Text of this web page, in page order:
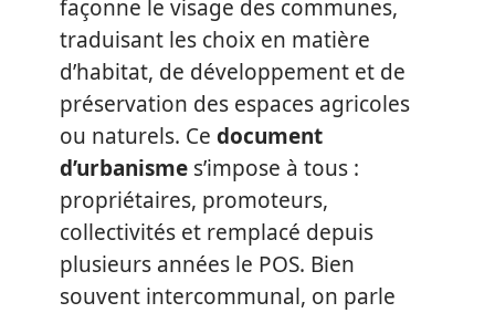
façonne le visage des communes,
traduisant les choix en matière
d’habitat, de développement et de
préservation des espaces agricoles
ou naturels. Ce document
d’urbanisme s’impose à tous :
propriétaires, promoteurs,
collectivités et remplacé depuis
plusieurs années le POS. Bien
souvent intercommunal, on parle